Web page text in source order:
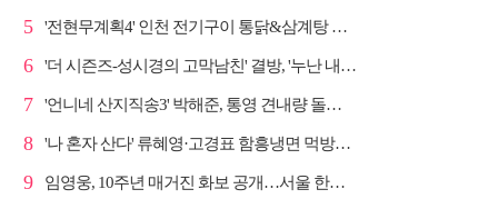
5 '전현무계획4' 인천 전기구이 통닭&삼계탕 노포 맛집 탐방
6 '더 시즌즈-성시경의 고막남친' 결방, '누난 내게 여자...
7 '언니네 산지직송3' 박해준, 통영 견내량 돌미역 조업 ...
8 '나 혼자 산다' 류혜영·고경표 함흥냉면 먹방→남산 산책
9 임영웅, 10주년 매거진 화보 공개…서울 한복판 대형 현...